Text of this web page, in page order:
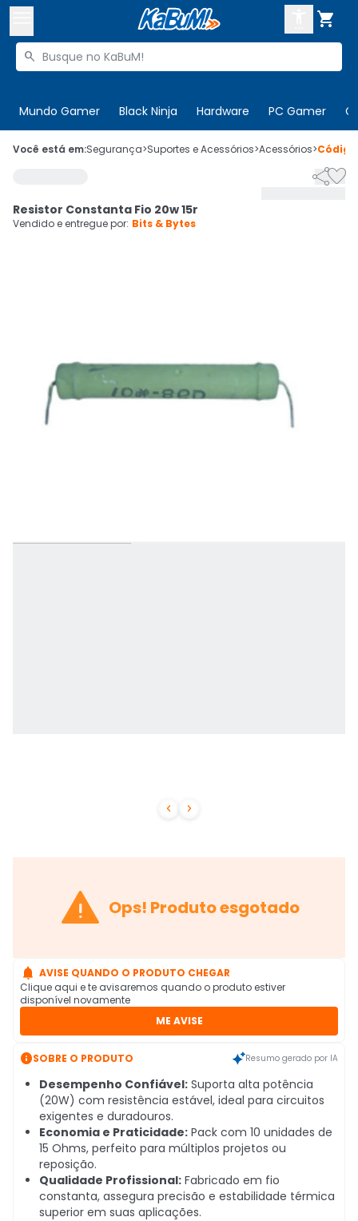

Buscar produtos

Mundo Gamer Black Ninja Hardware PC Gamer
 Olá. Acesse sua conta
Cupons
CADASTRE-SE
Você está em:Segurança>Suportes e Acessórios>Acessórios>
 

Resistor Constanta Fio 20w 15r
Vendido e entregue por: Bits & Bytes
 Ops! Produto esgotado
 AVISE QUANDO O PRODUTO CHEGAR
Clique aqui e te avisaremos quando o produto estiver
disponível novamente
ME AVISE
SOBRE O PRODUTO Resumo gerado por IA
Desempenho Confiável: Suporta alta potência
(20W) com resistência estável, ideal para circuitos
exigentes e duradouros.
Economia e Praticidade: Pack com 10 unidades de
15 Ohms, perfeito para múltiplos projetos ou
reposição.
Qualidade Profissional: Fabricado em fio
constanta, assegura precisão e estabilidade térmica
superior em suas aplicações.